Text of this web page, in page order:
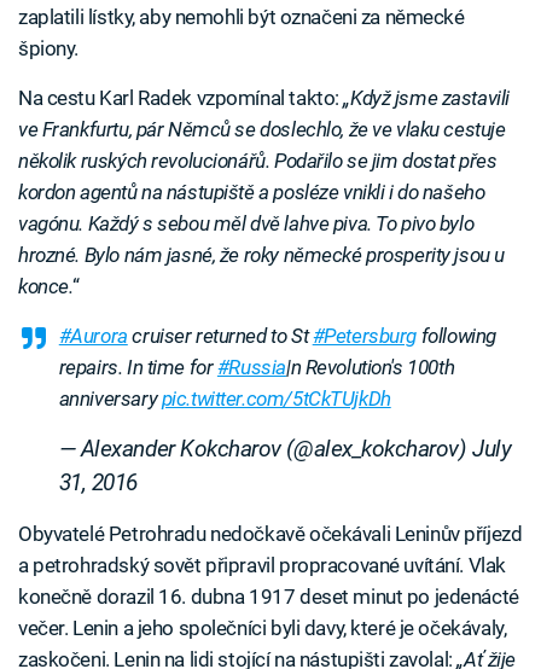
zaplatili lístky, aby nemohli být označeni za německé
špiony.
Na cestu Karl Radek vzpomínal takto:„Když jsme zastavili
ve Frankfurtu, pár Němců se doslechlo, že ve vlaku cestuje
několik ruských revolucionářů. Podařilo se jim dostat přes
kordon agentů na nástupiště a posléze vnikli i do našeho
vagónu. Každý s sebou měl dvě lahve piva. To pivo bylo
hrozné. Bylo nám jasné, že roky německé prosperity jsou u
konce.“
#Aurora cruiser returned to St#Petersburg following
repairs. In time for#Russia|n Revolution's 100th
anniversarypic.twitter.com/5tCkTUjkDh
— Alexander Kokcharov (@alex_kokcharov) July
31, 2016
Obyvatelé Petrohradu nedočkavě očekávali Leninův příjezd
a petrohradský sovět připravil propracované uvítání. Vlak
konečně dorazil 16. dubna 1917 deset minut po jedenácté
večer. Lenin a jeho společníci byli davy, které je očekávaly,
zaskočeni. Lenin na lidi stojící na nástupišti zavolal:„Ať žije